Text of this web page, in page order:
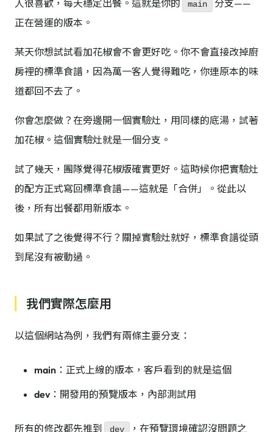
人很喜歡，每天穩定出餐。這就是你的 main
分支——
正在營運的版本。
某天你想試試看加花椒會不會更好吃。你不會直接改掉廚
房裡的標準食譜，因為萬一客人覺得難吃，你連原本的味
道都回不去了。
你會怎麼做？在旁邊開一個實驗灶，用同樣的底湯，試著
加花椒。這個實驗灶就是一個分支。
試了幾天，團隊覺得花椒版確實更好。這時候你把實驗灶
的配方正式寫回標準食譜——這就是「合併」。從此以
後，所有出餐都用新版本。
如果試了之後覺得不行？關掉實驗灶就好，標準食譜從頭
到尾沒有被動過。
我們實際怎麼用
以這個網站為例，我們有兩條主要分支：
main ：正式上線的版本，客戶看到的就是這個
dev：開發用的預覽版本，內部測試用
所有的修改都先推到 dev
，在預覽環境確認沒問題之